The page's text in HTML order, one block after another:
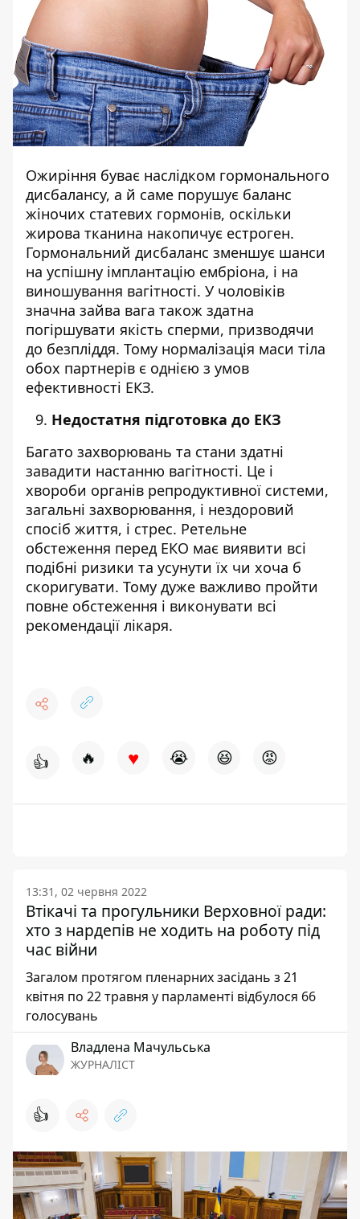
Ожиріння буває наслідком гормонального
дисбалансу, а й саме порушує баланс
жіночих статевих гормонів, оскільки
жирова тканина накопичує естроген.
Гормональний дисбаланс зменшує шанси
на успішну імплантацію ембріона, і на
виношування вагітності. У чоловіків
значна зайва вага також здатна
погіршувати якість сперми, призводячи
до безпліддя. Тому нормалізація маси тіла
обох партнерів є однією з умов
ефективності ЕКЗ.
Недостатня підготовка до ЕКЗ
Багато захворювань та стани здатні
завадити настанню вагітності. Це і
хвороби органів репродуктивної системи,
загальні захворювання, і нездоровий
спосіб життя, і стрес. Ретельне
обстеження перед ЕКО має виявити всі
подібні ризики та усунути їх чи хоча б
скоригувати. Тому дуже важливо пройти
повне обстеження і виконувати всі
рекомендації лікаря.
👍 🔥 ♥ 😭 😆 😡
13:31, 02 червня 2022
Втікачі та прогульники Верховної ради:
хто з нардепів не ходить на роботу під
час війни
Загалом протягом пленарних засідань з 21
квітня по 22 травня у парламенті відбулося 66
голосувань
Владлена Мачульська
ЖУРНАЛІСТ
👍